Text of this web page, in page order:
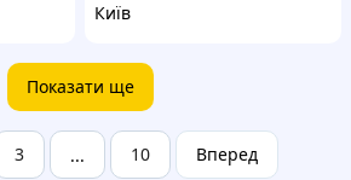
Київ
Показати ще
3 ... 10 Вперед